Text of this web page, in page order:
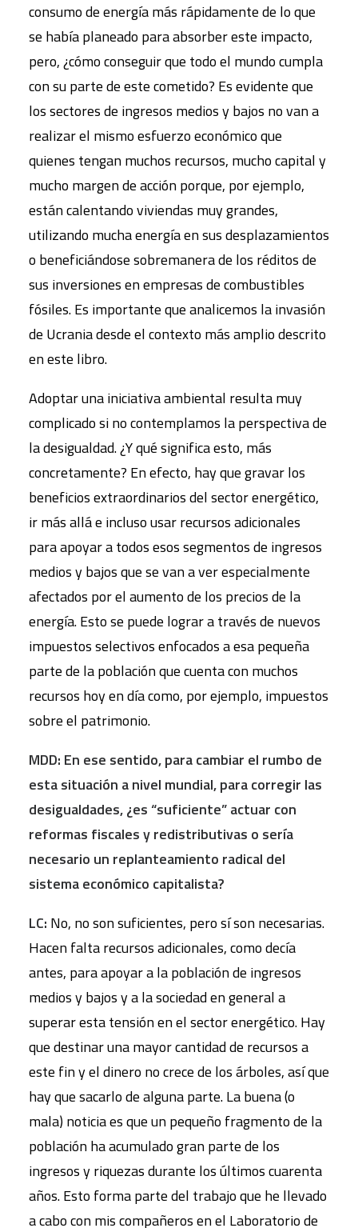
consumo de energía más rápidamente de lo que
se había planeado para absorber este impacto,
pero, ¿cómo conseguir que todo el mundo cumpla
con su parte de este cometido? Es evidente que
los sectores de ingresos medios y bajos no van a
realizar el mismo esfuerzo económico que
quienes tengan muchos recursos, mucho capital y
mucho margen de acción porque, por ejemplo,
están calentando viviendas muy grandes,
utilizando mucha energía en sus desplazamientos
o beneficiándose sobremanera de los réditos de
sus inversiones en empresas de combustibles
fósiles. Es importante que analicemos la invasión
de Ucrania desde el contexto más amplio descrito
en este libro.
Adoptar una iniciativa ambiental resulta muy
complicado si no contemplamos la perspectiva de
la desigualdad. ¿Y qué significa esto, más
concretamente? En efecto, hay que gravar los
beneficios extraordinarios del sector energético,
ir más allá e incluso usar recursos adicionales
para apoyar a todos esos segmentos de ingresos
medios y bajos que se van a ver especialmente
afectados por el aumento de los precios de la
energía. Esto se puede lograr a través de nuevos
impuestos selectivos enfocados a esa pequeña
parte de la población que cuenta con muchos
recursos hoy en día como, por ejemplo, impuestos
sobre el patrimonio.
MDD: En ese sentido, para cambiar el rumbo de
esta situación a nivel mundial, para corregir las
desigualdades, ¿es “suficiente” actuar con
reformas fiscales y redistributivas o sería
necesario un replanteamiento radical del
sistema económico capitalista?
LC: No, no son suficientes, pero sí son necesarias.
Hacen falta recursos adicionales, como decía
antes, para apoyar a la población de ingresos
medios y bajos y a la sociedad en general a
superar esta tensión en el sector energético. Hay
que destinar una mayor cantidad de recursos a
este fin y el dinero no crece de los árboles, así que
hay que sacarlo de alguna parte. La buena (o
mala) noticia es que un pequeño fragmento de la
población ha acumulado gran parte de los
ingresos y riquezas durante los últimos cuarenta
años. Esto forma parte del trabajo que he llevado
a cabo con mis compañeros en el Laboratorio de